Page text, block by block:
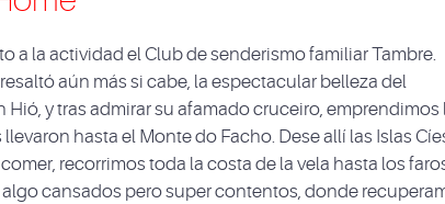
a la actividad el Club de senderismo familiar Tambre.
aún más si cabe, la espectacular belleza del
y tras admirar su afamado cruceiro, emprendimos
hasta el Monte do Facho. Dese allí las Islas
recorrimos toda la costa de la vela hasta los
cansados pero super contentos, donde